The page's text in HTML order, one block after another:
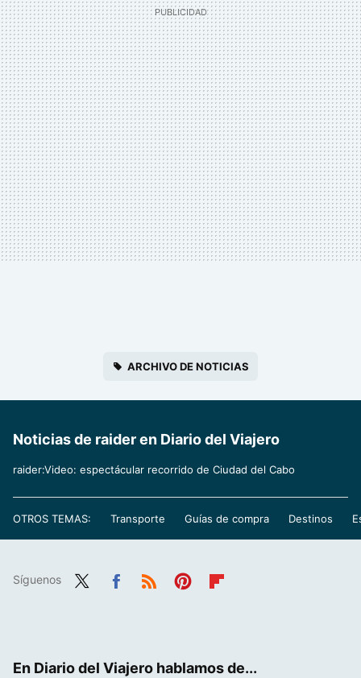
ARCHIVO DE NOTICIAS
Noticias de raider en Diario del Viajero
raider:Video: espectácular recorrido de Ciudad del Cabo
OTROS TEMAS: Transporte Guías de compra Destinos
Síguenos
En Diario del Viajero hablamos de...